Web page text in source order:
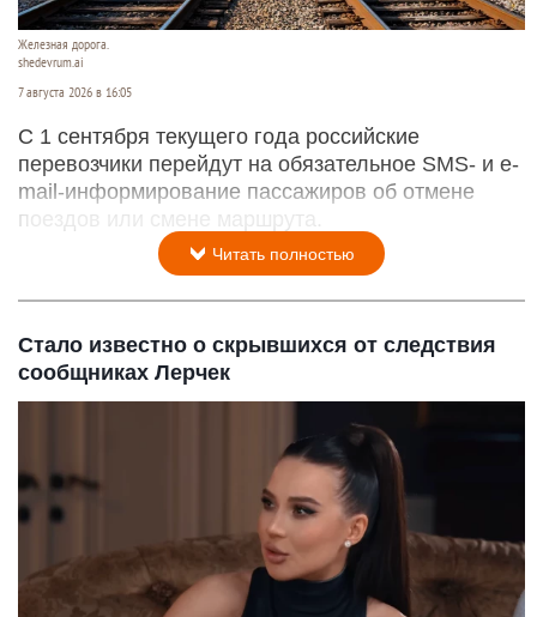
Железная дорога.
shedevrum.ai
7 августа 2026 в 16:05
С 1 сентября текущего года российские
перевозчики перейдут на обязательное SMS- и e-
mail-информирование пассажиров об отмене
поездов или смене маршрута.
Читать полностью
Стало известно о скрывшихся от следствия
сообщниках Лерчек